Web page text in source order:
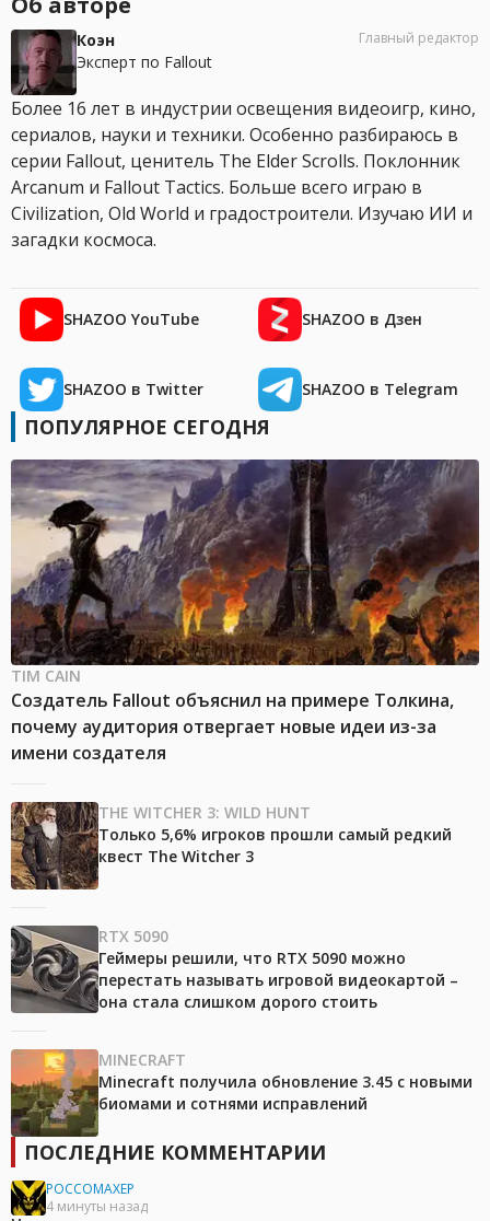
Коэн
Эксперт по Fallout
Главный редактор
Более 16 лет в индустрии освещения видеоигр, кино,
сериалов, науки и техники. Особенно разбираюсь в
серии Fallout, ценитель The Elder Scrolls. Поклонник
Arcanum и Fallout Tactics. Больше всего играю в
Civilization, Old World и градостроители. Изучаю ИИ и
загадки космоса.
SHAZOO YouTube SHAZOO в Дзен
SHAZOO в Twitter SHAZOO в Telegram
ПОПУЛЯРНОЕ СЕГОДНЯ
TIM CAIN
Создатель Fallout объяснил на примере Толкина,
почему аудитория отвергает новые идеи из-за
имени создателя
THE WITCHER 3: WILD HUNT
Только 5,6% игроков прошли самый редкий
квест The Witcher 3
RTX 5090
Геймеры решили, что RTX 5090 можно
перестать называть игровой видеокартой –
она стала слишком дорого стоить
MINECRAFT
Minecraft получила обновление 3.45 с новыми
биомами и сотнями исправлений
ПОСЛЕДНИЕ КОММЕНТАРИИ
POCCOMAXEP
4 минуты назад